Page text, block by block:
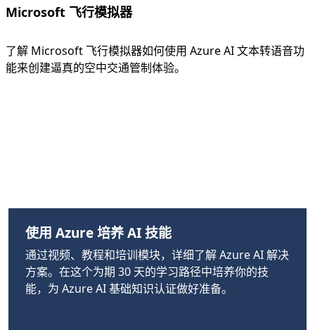
Microsoft 飞行模拟器
了解 Microsoft 飞行模拟器如何使用 Azure AI 文本转语音功
能来创建逼真的空中交通管制体验。
使用 Azure 培养 AI 技能
通过视频、教程和培训模块，详细了解 Azure AI 解决
方案。在这个为期 30 天的学习路径中培养你的技
能，为 Azure AI 基础知识认证做好准备。